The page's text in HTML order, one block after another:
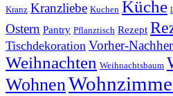
Kranz Kranzliebe Kuchen Küche
Ostern Pantry Pflanztisch Rezept
Tischdekoration Vorher-Nachher
Weihnachten Weihnachtsbaum
Wohnen